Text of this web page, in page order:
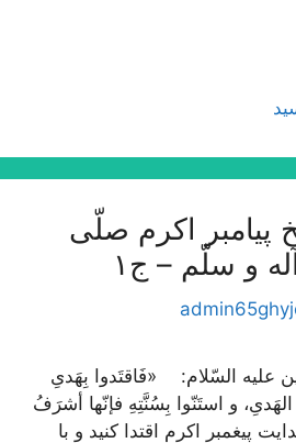
پیامبر اکرم صلّی
و سلّم – ج۱
علیه السّلام: «فَاقتَدوا بِهَدیِ
و استَنّوا بِسُنَّتِهِ فإنّها أشرَفُ
پیغمبر اکرم اقتدا کنید و با